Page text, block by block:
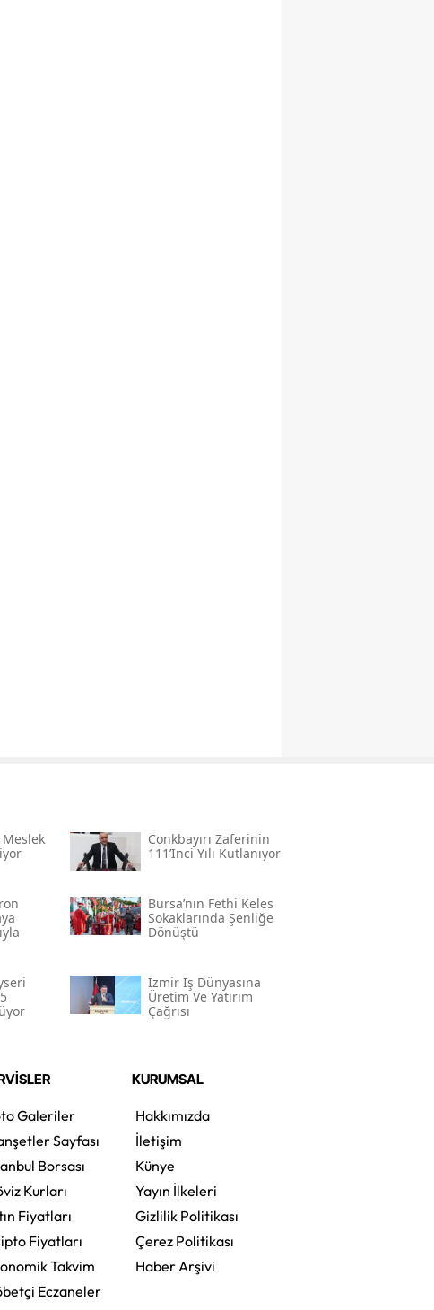
Conkbayırı Zaferinin
111’inci Yılı Kutlanıyor
Bursa’nın Fethi Keles
Sokaklarında Şenliğe
Dönüştü
İzmir Iş Dünyasına
Üretim Ve Yatırım
Çağrısı
Galeriler
Sayfası
Borsası
Kurları
Fiyatları
Fiyatları
Takvim
Eczaneler
KURUMSAL
Hakkımızda
İletişim
Künye
Yayın İlkeleri
Gizlilik Politikası
Çerez Politikası
Haber Arşivi